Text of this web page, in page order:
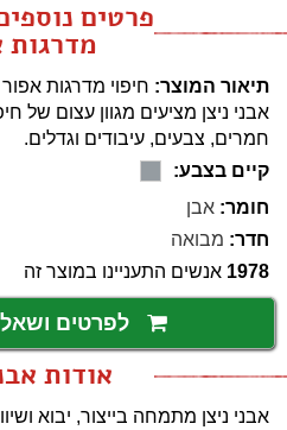
פרטים
מדרגות
תיאור המוצר: חיפוי מדרגות
אבני ניצן מציעים מגוון עצום של
חמרים, צבעים, עיבודים וגדלים.
קיים בצבע:
חומר: אבן
חדר: מבואה
1978 אנשים התעניינו במוצר זה
לפרטים
אודות
אבני ניצן מתמחה בייצור, יבוא